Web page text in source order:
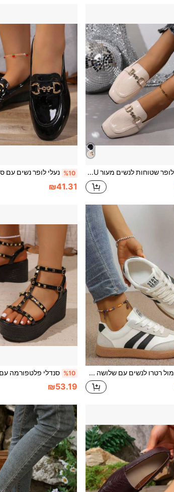
נעלי לופר שטוחות לנשים מעור PU שחור מבריק עם אבזים מתכתיים בצורת סוס, דפוס תנין, קצה ריבועי, עיצוב ללא שרוכים, סגנון בריטי יוקרתי, מתאים לנסיעות, למשרד, ללבישה יומית, לכל העונות %10
₪41.31
נעלי מול רטרו לנשים עם שלושה פסים, טלאי צבעים ניגודיים, סגנון קז'ואל, סוליית גומי עבה, קצה סגור, נעלי סניקרס ללא שרוכים, נשימה, רב-שימושיות ללבישה בחוץ %10
₪53.19